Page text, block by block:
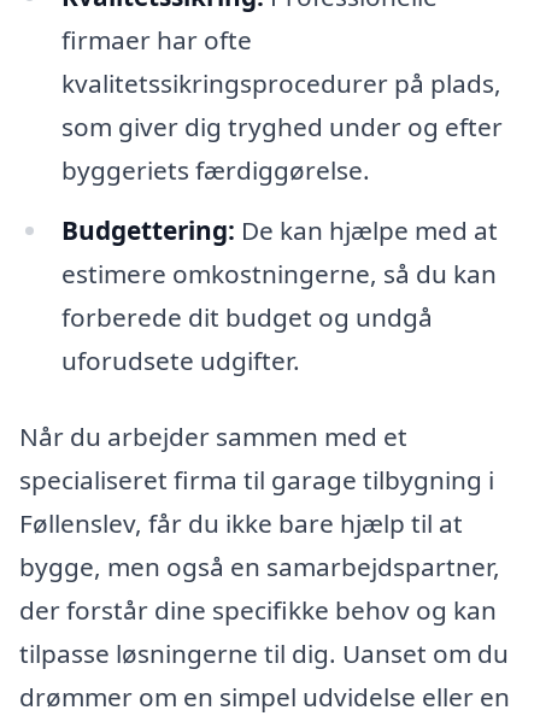
firmaer har ofte
kvalitetssikringsprocedurer på plads,
som giver dig tryghed under og efter
byggeriets færdiggørelse.
Budgettering: De kan hjælpe med at
estimere omkostningerne, så du kan
forberede dit budget og undgå
uforudsete udgifter.
Når du arbejder sammen med et
specialiseret firma til garage tilbygning i
Føllenslev, får du ikke bare hjælp til at
bygge, men også en samarbejdspartner,
der forstår dine specifikke behov og kan
tilpasse løsningerne til dig. Uanset om du
drømmer om en simpel udvidelse eller en